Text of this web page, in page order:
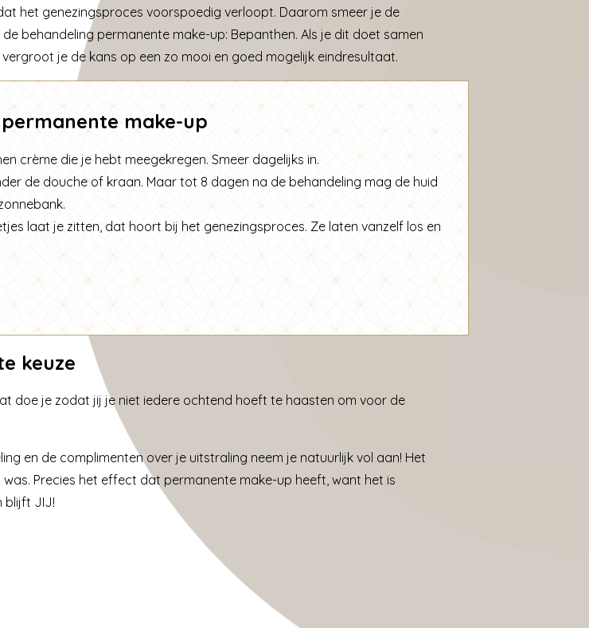
het genezingsproces voorspoedig verloopt. Daarom smeer je de
behandeling permanente make-up: Bepanthen. Als je dit doet samen
je de kans op een zo mooi en goed mogelijk eindresultaat.
make-up
crème die je hebt meegekregen. Smeer dagelijks in.
de douche of kraan. Maar tot 8 dagen na de behandeling mag de huid
laat je zitten, dat hoort bij het genezingsproces. Ze laten vanzelf los en
keuze
doe je zodat jij je niet iedere ochtend hoeft te haasten om voor de
en de complimenten over je uitstraling neem je natuurlijk vol aan! Het
Precies het effect dat permanente make-up heeft, want het is
blijft JIJ!